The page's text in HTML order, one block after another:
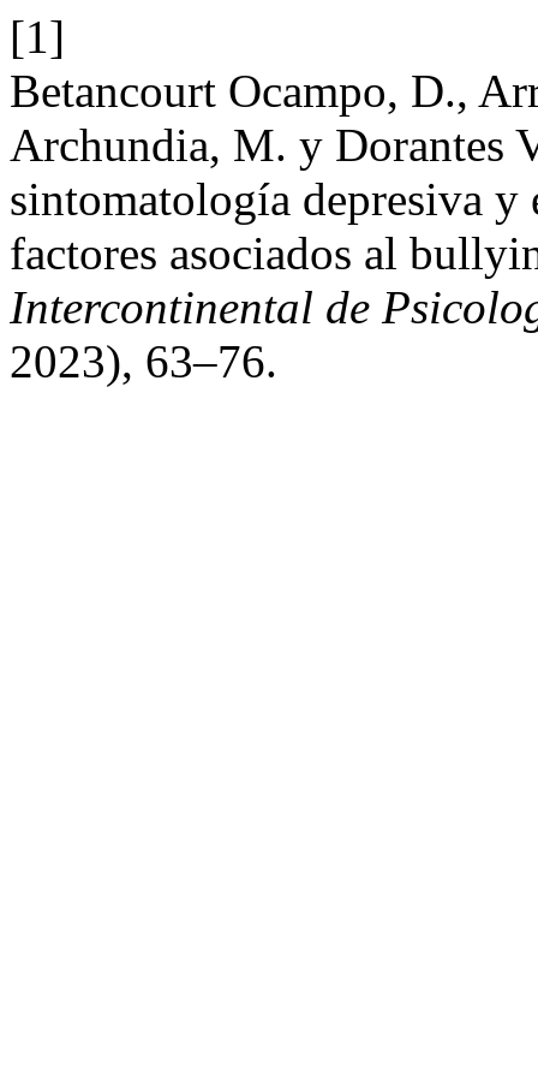
[1]
Betancourt Ocampo, D.,
Archundia, M. y Dorantes
sintomatología depresiva y
factores asociados al
Intercontinental de
2023), 63–76.